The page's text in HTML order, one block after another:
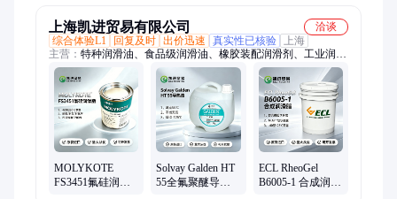
上海凯进贸易有限公司
洽谈
综合体验L1
回复及时 出价迅速 真实性已核验
上海
主营： 特种润滑油、食品级润滑油、橡胶装配润滑剂、工业润滑
油、工业润滑脂、食品级润滑脂、机器人保养油、齿轮油、液压
油、导热油、空压机油、压缩机油、冷冻机油、真空泵油、切削
液、切削油、阀门密封脂、阀门清洗液、高温链条油、脱模剂
MOLYKOTE
FS3451氟硅润滑
Solvay Galden HT
55全氟聚醚导热
ECL RheoGel
B6005-1 合成润滑